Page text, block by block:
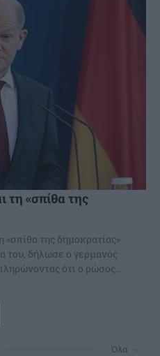
τη «σπίθα της
«σπίθα της δημοκρατίας»
του, δήλωσε ο γερμανός
ότι ο ρώσος...
Όλα